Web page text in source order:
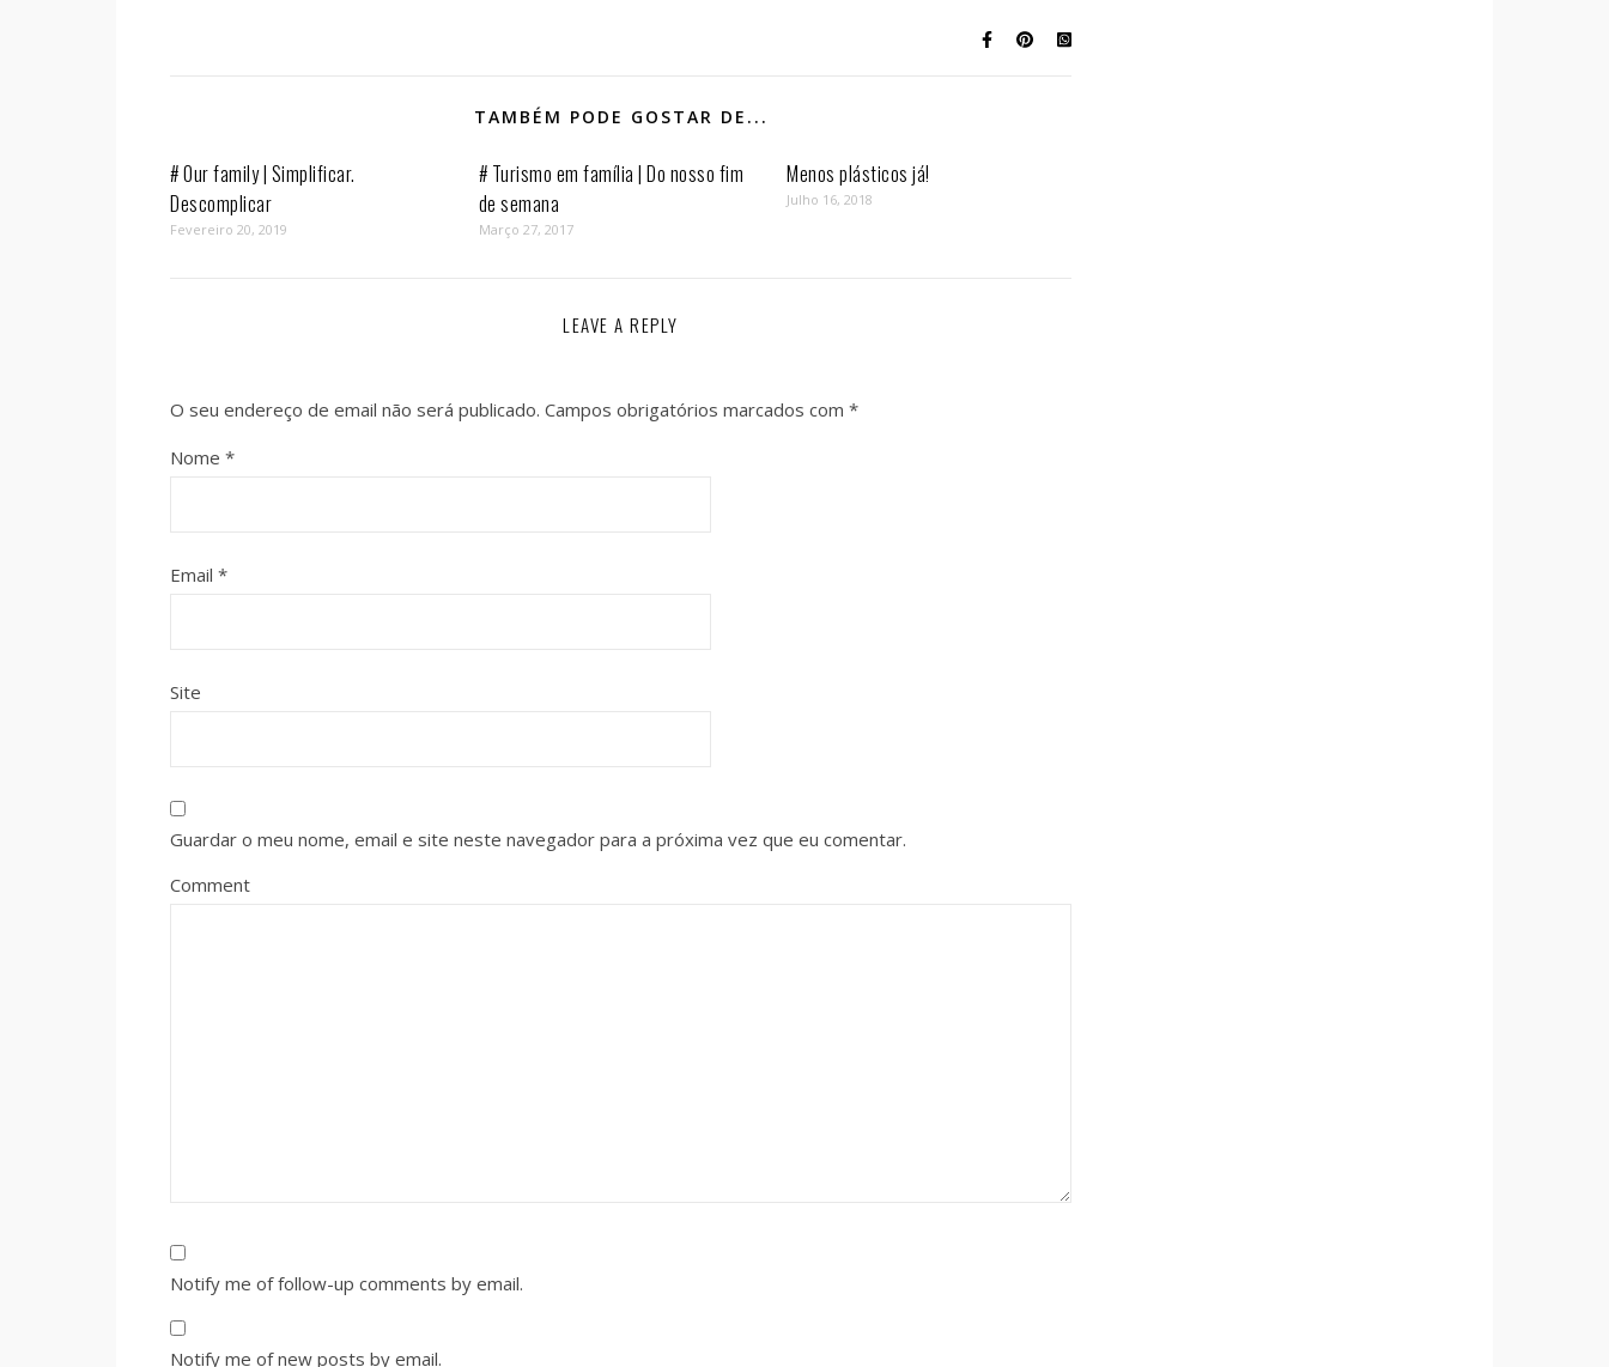
TAMBÉM PODE GOSTAR DE...
# Our family | Simplificar.
Descomplicar
Fevereiro 20, 2019
# Turismo em família | Do nosso fim
de semana
Março 27, 2017
Menos plásticos já!
Julho 16, 2018
LEAVE A REPLY
O seu endereço de email não será publicado. Campos obrigatórios marcados com *
Nome *
Email *
Site
Guardar o meu nome, email e site neste navegador para a próxima vez que eu comentar.
Comment
Notify me of follow-up comments by email.
Notify me of new posts by email.